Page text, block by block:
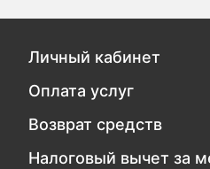
Личный кабинет
Оплата услуг
Возврат средств
Налоговый вычет за